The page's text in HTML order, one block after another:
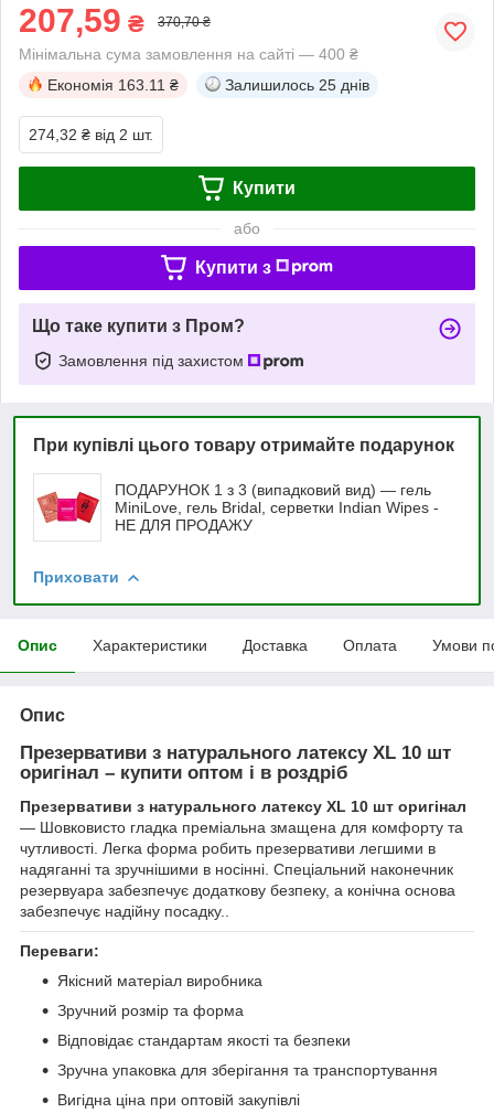
207,59 ₴ 370,70 ₴
Мінімальна сума замовлення на сайті — 400 ₴
Економія 163.11 ₴ Залишилось 25 днів
274,32 ₴ від 2 шт.
Купити
або
Купити з
Що таке купити з Пром?
Замовлення під захистом
При купівлі цього товару отримайте подарунок
ПОДАРУНОК 1 з 3 (випадковий вид) — гель
MiniLove, гель Bridal, серветки Indian Wipes -
НЕ ДЛЯ ПРОДАЖУ
Приховати
Опис Характеристики Доставка Оплата Умови
Опис
Презервативи з натурального латексу XL 10 шт
оригінал – купити оптом і в роздріб
Презервативи з натурального латексу XL 10 шт оригінал
— Шовковисто гладка преміальна змащена для комфорту та
чутливості. Легка форма робить презервативи легшими в
надяганні та зручнішими в носінні. Спеціальний наконечник
резервуара забезпечує додаткову безпеку, а конічна основа
забезпечує надійну посадку..
Переваги:
Якісний матеріал виробника
Зручний розмір та форма
Відповідає стандартам якості та безпеки
Зручна упаковка для зберігання та транспортування
Вигідна ціна при оптовій закупівлі